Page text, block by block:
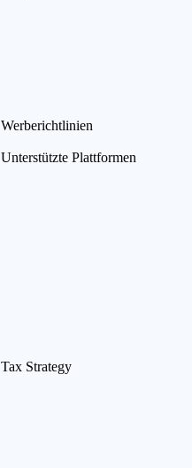
Werberichtlinien
Unterstützte Plattformen
Tax Strategy